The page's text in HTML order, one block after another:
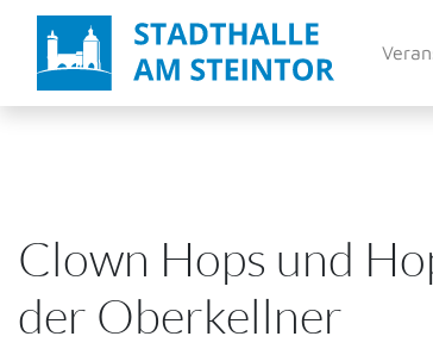
Direkt
Inhalt
Clown Hops und
der Oberkellner